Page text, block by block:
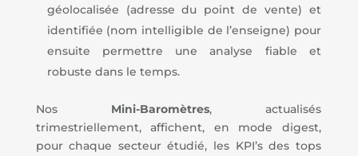
géolocalisée (adresse du point de vente) et
identifiée (nom intelligible de l’enseigne) pour
ensuite permettre une analyse fiable et
robuste dans le temps.
Nos Mini-Baromètres, actualisés
trimestriellement, affichent, en mode digest,
pour chaque secteur étudié, les KPI’s des tops